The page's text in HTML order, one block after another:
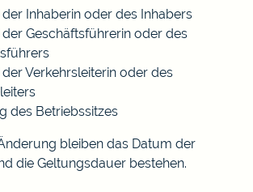
Inhaberin oder des Inhabers
Geschäftsführerin oder des
Verkehrsleiterin oder des
des Betriebssitzes
bleiben das Datum der
die Geltungsdauer bestehen.